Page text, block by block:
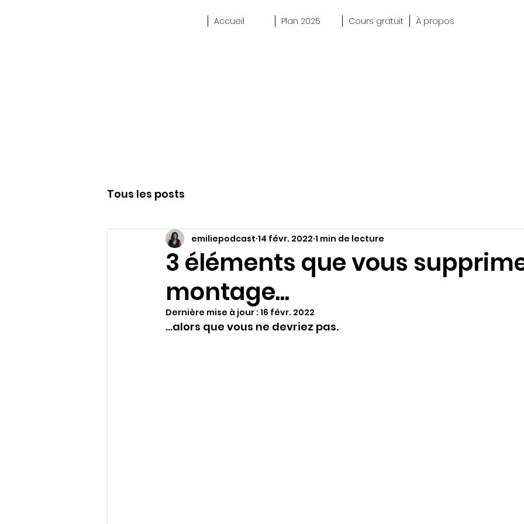
Accueil Plan 2025 Cours gratuit À propos
Tous les posts
3 éléments que vous
montage...
emiliepodcast 14 févr. 2022 1 min de lecture
Dernière mise à jour : 16 févr. 2022
...alors que vous ne devriez pas.